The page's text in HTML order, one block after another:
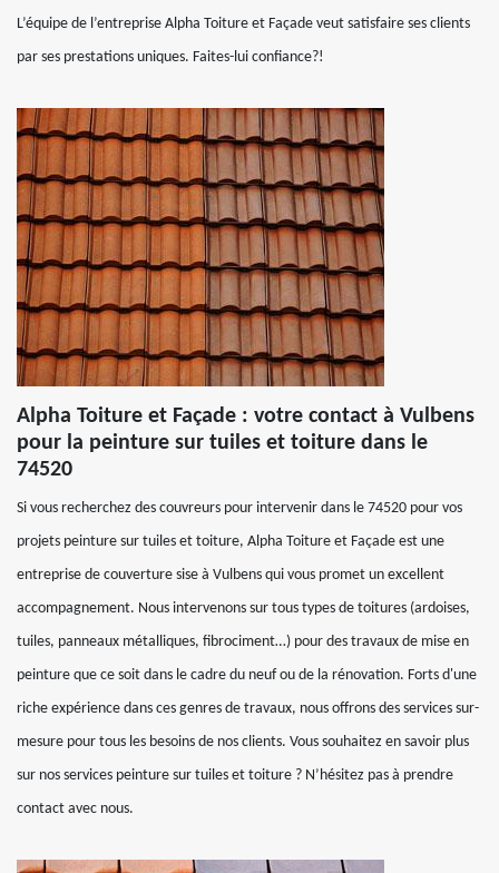
L’équipe de l’entreprise Alpha Toiture et Façade veut satisfaire ses clients
par ses prestations uniques. Faites-lui confiance?!
Alpha Toiture et Façade : votre contact à Vulbens
pour la peinture sur tuiles et toiture dans le
74520
Si vous recherchez des couvreurs pour intervenir dans le 74520 pour vos
projets peinture sur tuiles et toiture, Alpha Toiture et Façade est une
entreprise de couverture sise à Vulbens qui vous promet un excellent
accompagnement. Nous intervenons sur tous types de toitures (ardoises,
tuiles, panneaux métalliques, fibrociment…) pour des travaux de mise en
peinture que ce soit dans le cadre du neuf ou de la rénovation. Forts d'une
riche expérience dans ces genres de travaux, nous offrons des services sur-
mesure pour tous les besoins de nos clients. Vous souhaitez en savoir plus
sur nos services peinture sur tuiles et toiture ? N’hésitez pas à prendre
contact avec nous.